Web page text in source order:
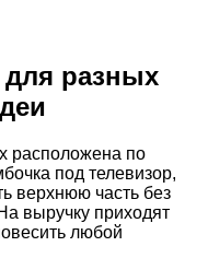
разных
расположена по
под телевизор,
верхнюю часть без
выручку приходят
любой